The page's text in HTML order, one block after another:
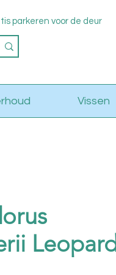
parkeren voor de deur
Vissen
Leopard